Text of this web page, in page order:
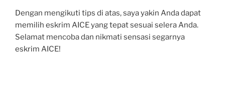
Dengan mengikuti tips di atas, saya yakin Anda dapat
memilih eskrim AICE yang tepat sesuai selera Anda.
Selamat mencoba dan nikmati sensasi segarnya
eskrim AICE!